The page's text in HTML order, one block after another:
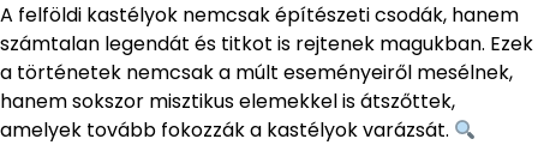
A felföldi kastélyok nemcsak építészeti csodák, hanem
számtalan legendát és titkot is rejtenek magukban. Ezek
a történetek nemcsak a múlt eseményeiről mesélnek,
hanem sokszor misztikus elemekkel is átszőttek,
amelyek tovább fokozzák a kastélyok varázsát.